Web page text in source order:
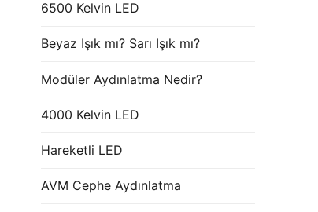
6500 Kelvin LED
Beyaz Işık mı? Sarı Işık mı?
Modüler Aydınlatma Nedir?
4000 Kelvin LED
Hareketli LED
AVM Cephe Aydınlatma